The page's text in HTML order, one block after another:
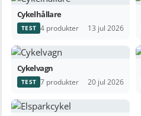
Cykelhållare
TEST 4 produkter 13 jul 2026
Cykelvagn
TEST 7 produkter 20 jul 2026